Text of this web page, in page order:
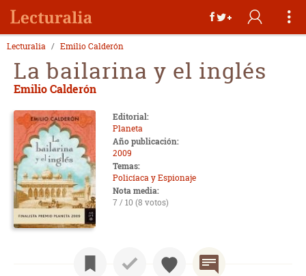
Lecturalia Emilio Calderón
La bailarina y el inglés
Emilio Calderón
Editorial:
Planeta
Año publicación:
2009
Temas:
Policíaca y Espionaje
Nota media:
7 / 10 (8 votos)